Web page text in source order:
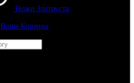
Ножи Златоуста
Ваша Корзина